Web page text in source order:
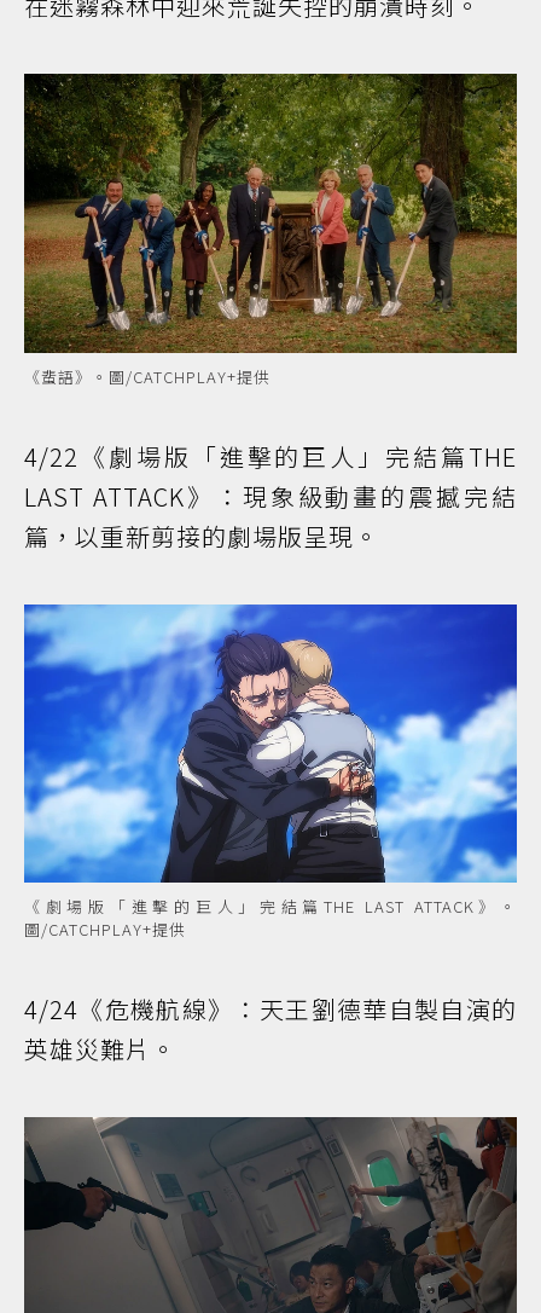
《蜚語》。圖/CATCHPLAY+提供
4/22《劇場版「進擊的巨人」完結篇THE
LAST ATTACK》：現象級動畫的震撼完結
篇，以重新剪接的劇場版呈現。
《劇場版「進擊的巨人」完結篇THE LAST ATTACK》。
圖/CATCHPLAY+提供
4/24《危機航線》：天王劉德華自製自演的
英雄災難片。